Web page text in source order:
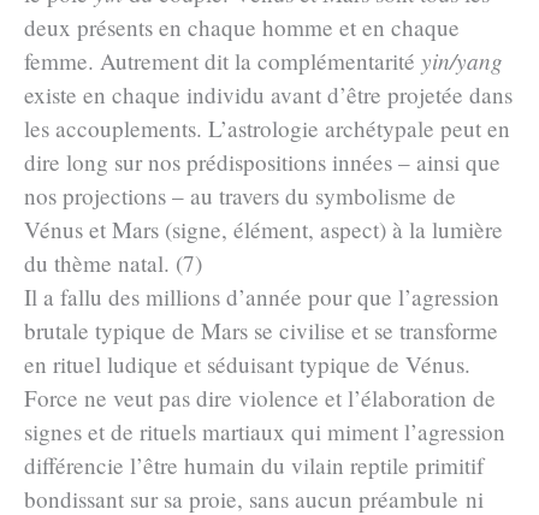
deux présents en chaque homme et en chaque
femme. Autrement dit la complémentarité yin/yang
existe en chaque individu avant d’être projetée dans
les accouplements. L’astrologie archétypale peut en
dire long sur nos prédispositions innées – ainsi que
nos projections – au travers du symbolisme de
Vénus et Mars (signe, élément, aspect) à la lumière
du thème natal. (7)
Il a fallu des millions d’année pour que l’agression
brutale typique de Mars se civilise et se transforme
en rituel ludique et séduisant typique de Vénus.
Force ne veut pas dire violence et l’élaboration de
signes et de rituels martiaux qui miment l’agression
différencie l’être humain du vilain reptile primitif
bondissant sur sa proie, sans aucun préambule ni